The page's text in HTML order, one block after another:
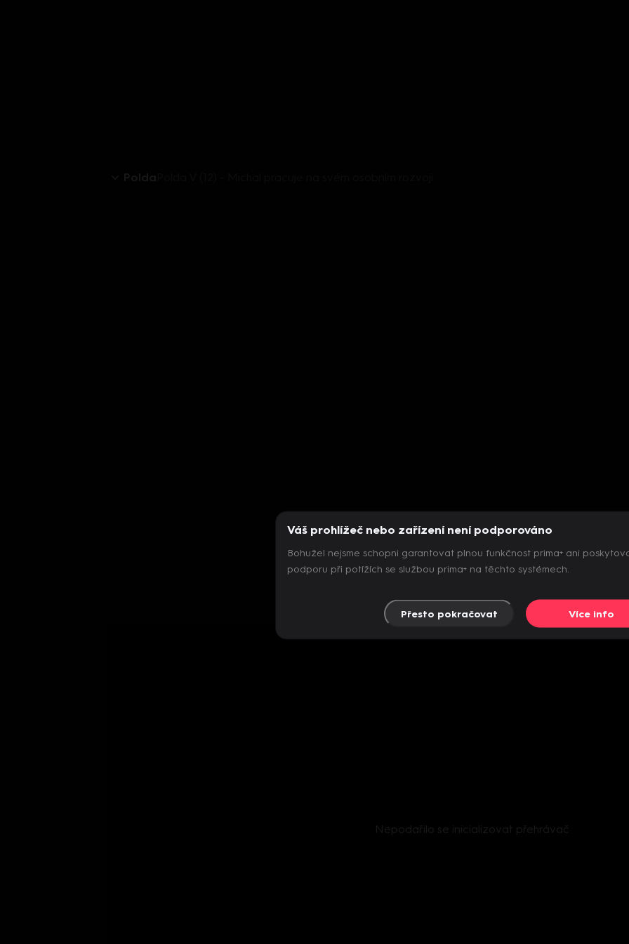
Nepodařilo se inicializovat přehrávač
Váš prohlížeč nebo zařízení není podporováno
Bohužel nejsme schopni garantovat plnou funkčnost prima+ ani
podporu při potížích se službou prima+ na těchto systémech.
Přesto pokračovat Více info